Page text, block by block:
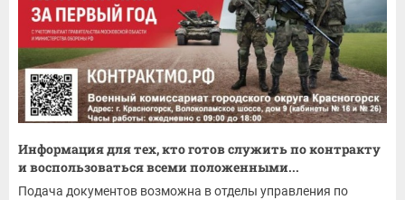
Информация для тех, кто готов служить по контракту
и воспользоваться всеми положенными...
Подача документов возможна в отделы управления по